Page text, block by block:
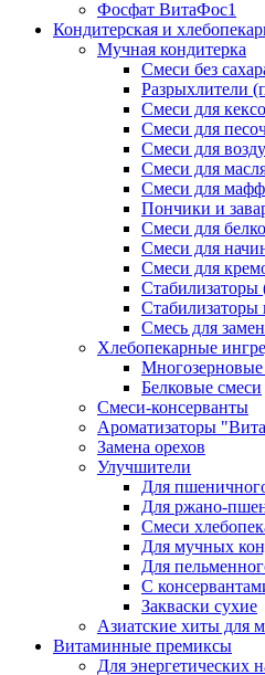
Фосфат ВитаФос1
Кондитерская и
Мучная кондитерка
Смеси без
Разрыхлители
Смеси для
Смеси для
Смеси для
Смеси для
Смеси для
Пончики и
Cмеси для
Смеси для
Смеси для
Стабилизаторы
Смесь для
Хлебопекарные
Многозерновые
Белковые смеси
Смеси-консерванты
Ароматизаторы
Замена орехов
Улучшители
Для
Для ржано-
Смеси
Для мучных
Для
С
Закваски сухие
Азиатские хиты для
Витаминные премиксы
Для энергетических